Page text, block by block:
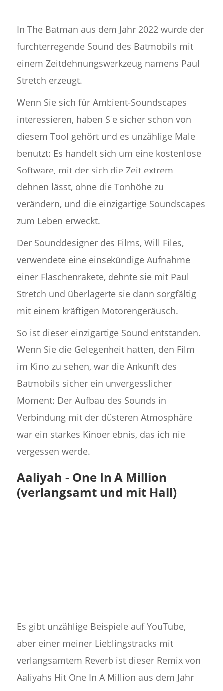
In The Batman aus dem Jahr 2022 wurde der
furchterregende Sound des Batmobils mit
einem Zeitdehnungswerkzeug namens Paul
Stretch erzeugt.
Wenn Sie sich für Ambient-Soundscapes
interessieren, haben Sie sicher schon von
diesem Tool gehört und es unzählige Male
benutzt: Es handelt sich um eine kostenlose
Software, mit der sich die Zeit extrem
dehnen lässt, ohne die Tonhöhe zu
verändern, und die einzigartige Soundscapes
zum Leben erweckt.
Der Sounddesigner des Films, Will Files,
verwendete eine einsekündige Aufnahme
einer Flaschenrakete, dehnte sie mit Paul
Stretch und überlagerte sie dann sorgfältig
mit einem kräftigen Motorengeräusch.
So ist dieser einzigartige Sound entstanden.
Wenn Sie die Gelegenheit hatten, den Film
im Kino zu sehen, war die Ankunft des
Batmobils sicher ein unvergesslicher
Moment: Der Aufbau des Sounds in
Verbindung mit der düsteren Atmosphäre
war ein starkes Kinoerlebnis, das ich nie
vergessen werde.
Aaliyah - One In A Million
(verlangsamt und mit Hall)
Es gibt unzählige Beispiele auf YouTube,
aber einer meiner Lieblingstracks mit
verlangsamtem Reverb ist dieser Remix von
Aaliyahs Hit One In A Million aus dem Jahr